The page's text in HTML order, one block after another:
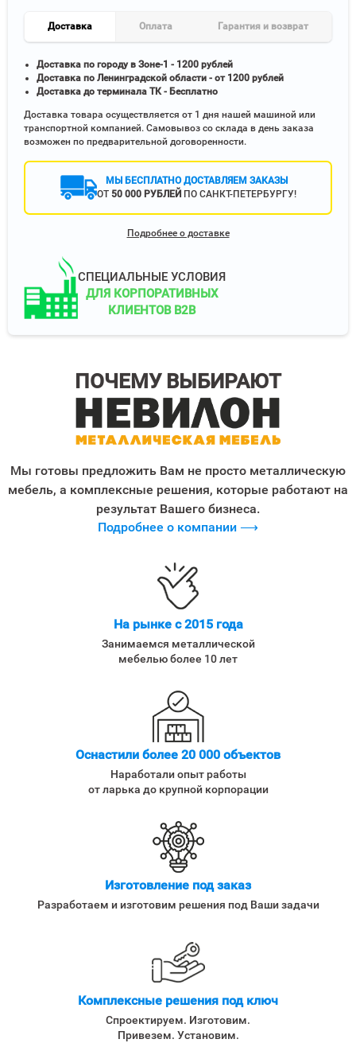
Доставка Оплата Гарантия и возврат
Доставка по городу в Зоне-1 - 1200 рублей
Доставка по Ленинградской области - от 1200 рублей
Доставка до терминала ТК - Бесплатно
Доставка товара осуществляется от 1 дня нашей машиной или
транспортной компанией. Самовывоз со склада в день заказа
возможен по предварительной договоренности.
МЫ БЕСПЛАТНО ДОСТАВЛЯЕМ ЗАКАЗЫ
ОТ 50 000 РУБЛЕЙ ПО САНКТ-ПЕТЕРБУРГУ!
Подробнее о доставке
СПЕЦИАЛЬНЫЕ УСЛОВИЯ
ДЛЯ КОРПОРАТИВНЫХ
КЛИЕНТОВ B2B
ПОЧЕМУ ВЫБИРАЮТ
Мы готовы предложить Вам не просто металлическую
мебель, а комплексные решения, которые работают на
результат Вашего бизнеса.
Подробнее о компании ⟶
На рынке с 2015 года
Занимаемся металлической
мебелью более 10 лет
Оснастили более 20 000 объектов
Наработали опыт работы
от ларька до крупной корпорации
Изготовление под заказ
Разработаем и изготовим решения под Ваши задачи
Комплексные решения под ключ
Спроектируем. Изготовим.
Привезем. Установим.